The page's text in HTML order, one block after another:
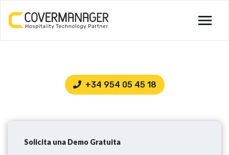
menu
+34 954 05 45 18
Solicita una Demo Gratuita